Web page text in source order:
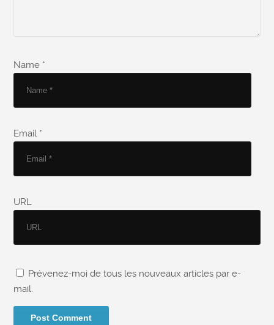
Name *
Email *
URL
Prévenez-moi de tous les nouveaux articles par e-
mail.